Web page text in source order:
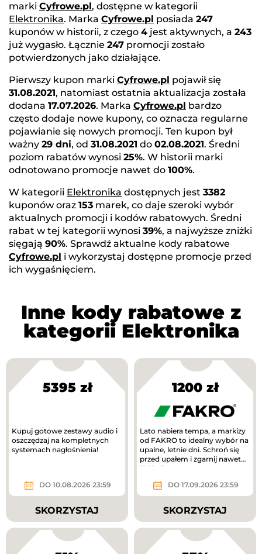
marki Cyfrowe.pl, dostępne w kategorii
Elektronika. Marka Cyfrowe.pl posiada 247
kuponów w historii, z czego 4 jest aktywnych, a 243
już wygasło. Łącznie 247 promocji zostało
potwierdzonych jako działające.
Pierwszy kupon marki Cyfrowe.pl pojawił się
31.08.2021, natomiast ostatnia aktualizacja została
dodana 17.07.2026. Marka Cyfrowe.pl bardzo
często dodaje nowe kupony, co oznacza regularne
pojawianie się nowych promocji. Ten kupon był
ważny 29 dni, od 31.08.2021 do 02.08.2021. Średni
poziom rabatów wynosi 25%. W historii marki
odnotowano promocje nawet do 100%.
W kategorii Elektronika dostępnych jest 3382
kuponów oraz 153 marek, co daje szeroki wybór
aktualnych promocji i kodów rabatowych. Średni
rabat w tej kategorii wynosi 39%, a najwyższe zniżki
sięgają 90%. Sprawdź aktualne kody rabatowe
Cyfrowe.pl i wykorzystaj dostępne promocje przed
ich wygaśnięciem.
Inne kody rabatowe z
kategorii Elektronika
5395 zł
Kupuj gotowe zestawy audio i
oszczędzaj na kompletnych
systemach nagłośnienia!
DO 10.08.2026 23:59
SKORZYSTAJ
1200 zł
Lato nabiera tempa, a markizy
od FAKRO to idealny wybór na
upalne, letnie dni. Schroń się
przed upałem i zgarnij nawet
1200 zł!
DO 17.09.2026 23:59
SKORZYSTAJ